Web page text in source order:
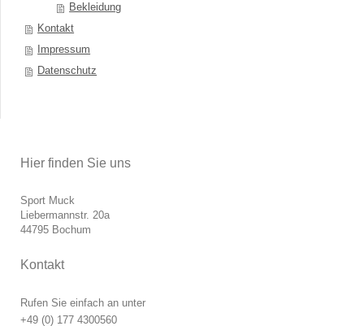
Bekleidung
Kontakt
Impressum
Datenschutz
Hier finden Sie uns
Sport Muck
Liebermannstr. 20a
44795 Bochum
Kontakt
Rufen Sie einfach an unter
+49 (0) 177 4300560